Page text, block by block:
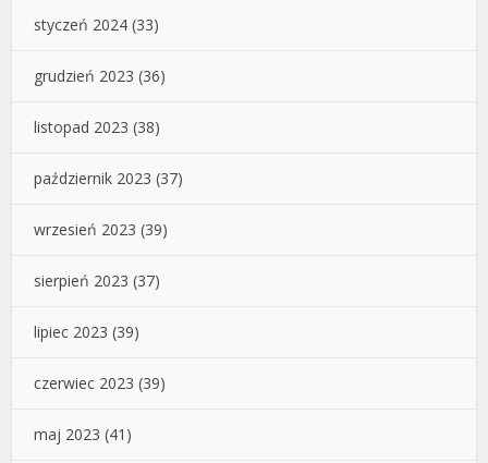
styczeń 2024 (33)
grudzień 2023 (36)
listopad 2023 (38)
październik 2023 (37)
wrzesień 2023 (39)
sierpień 2023 (37)
lipiec 2023 (39)
czerwiec 2023 (39)
maj 2023 (41)